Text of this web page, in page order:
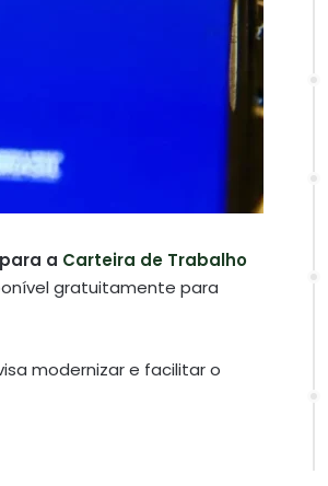
a Carteira de Trabalho
gratuitamente para
modernizar e facilitar o